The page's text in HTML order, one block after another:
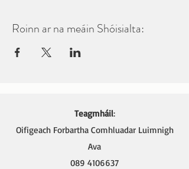
Roinn ar na meáin Shóisialta:
Teagmháil:
Oifigeach Forbartha Comhluadar Luimnigh
Ava
089 4106637